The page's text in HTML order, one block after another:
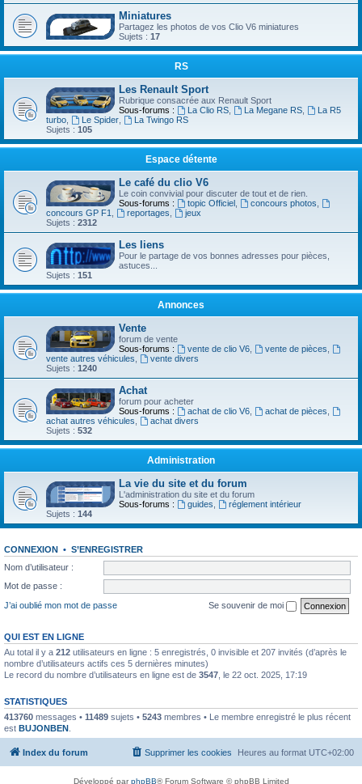
Miniatures
Partagez les photos de vos Clio V6 miniatures
Sujets : 17
RS
Les Renault Sport
Rubrique consacrée aux Renault Sport
Sous-forums :
La Clio RS, La Megane RS,
La R5
turbo, Le Spider,
La Twingo RS
Sujets : 105
Espace détente
Le café du clio V6
Le coin convivial pour discuter de tout et de rien.
Sous-forums :
topic Officiel , concours photos,
concours GP F1, reportages,
jeux
Sujets : 2312
Les liens
Pour le partage de vos bonnes adresses pour pièces,
astuces...
Sujets : 151
Annonces
Vente
forum de vente
Sous-forums :
vente de clio V6, vente de pièces,
vente autres véhicules,
vente divers
Sujets : 1240
Achat
forum pour acheter
Sous-forums :
achat de clio V6, achat de pièces,
achat autres véhicules,
achat divers
Sujets : 532
Administration
La vie du site et du forum
L'administration du site et du forum
Sous-forums :
guides,
réglement intérieur
Sujets : 144
CONNEXION • S’ENREGISTRER
Nom d’utilisateur :
Mot de passe :
J’ai oublié mon mot de passe
Se souvenir de moi
QUI EST EN LIGNE
Au total il y a 212 utilisateurs en ligne : 5 enregistrés, 0 invisible et 207 invités (d’après le
nombre d’utilisateurs actifs ces 5 dernières minutes)
Le record du nombre d’utilisateurs en ligne est de 3547 , le 22 oct. 2025, 17:19
STATISTIQUES
413760 messages • 11489 sujets • 5243 membres • Le membre enregistré le plus récent
est BUJONBEN
Index du forum Heures au format UTC+02:00
Supprimer les cookies
Développé parphpBB® Forum Software © phpBB Limited